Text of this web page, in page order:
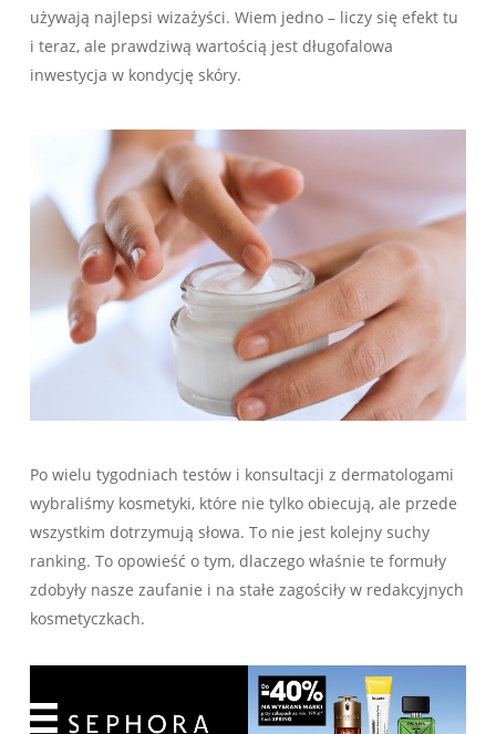
używają najlepsi wizażyści. Wiem jedno – liczy się efekt tu
i teraz, ale prawdziwą wartością jest długofalowa
inwestycja w kondycję skóry.
Po wielu tygodniach testów i konsultacji z dermatologami
wybraliśmy kosmetyki, które nie tylko obiecują, ale przede
wszystkim dotrzymują słowa. To nie jest kolejny suchy
ranking. To opowieść o tym, dlaczego właśnie te formuły
zdobyły nasze zaufanie i na stałe zagościły w redakcyjnych
kosmetyczkach.